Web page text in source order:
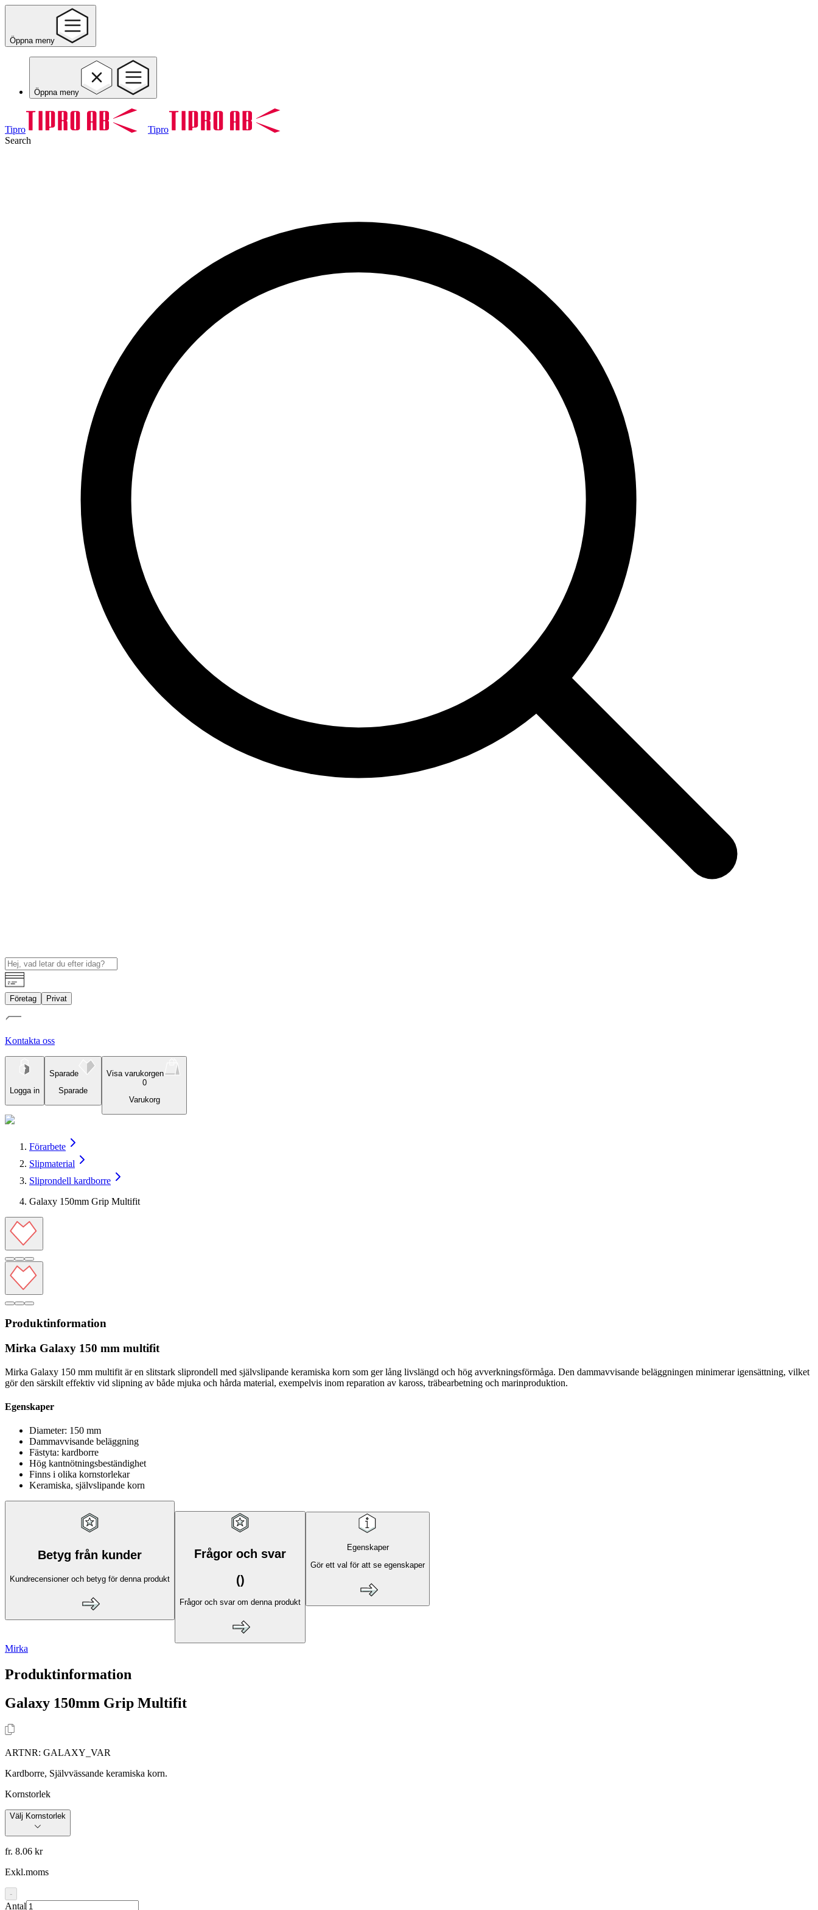
Öppna meny
Öppna meny
Tipro
Tipro
Search
Företag Privat
Kontakta oss
Logga in
Sparade
Sparade
Visa varukorgen
0
Varukorg
Förarbete
Slipmaterial
Sliprondell kardborre
Galaxy 150mm Grip Multifit
Produktinformation
Mirka Galaxy 150 mm multifit
Mirka Galaxy 150 mm multifit är en slitstark sliprondell med självslipande keramiska korn som ger lång livslängd och hög avverkningsförmåga. Den dammavvisande beläggningen minimerar igensättning, vilket
gör den särskilt effektiv vid slipning av både mjuka och hårda material, exempelvis inom reparation av kaross, träbearbetning och marinproduktion.
Egenskaper
Diameter: 150 mm
Dammavvisande beläggning
Fästyta: kardborre
Hög kantnötningsbeständighet
Finns i olika kornstorlekar
Keramiska, självslipande korn
Betyg från kunder
Kundrecensioner och betyg för denna produkt
Frågor och svar
()
Frågor och svar om denna produkt
Egenskaper
Gör ett val för att se egenskaper
Mirka
Produktinformation
Galaxy 150mm Grip Multifit
ARTNR: GALAXY_VAR
Kardborre, Självvässande keramiska korn.
Kornstorlek
Välj Kornstorlek
fr. 8.06 kr
Exkl.moms
-
Antal